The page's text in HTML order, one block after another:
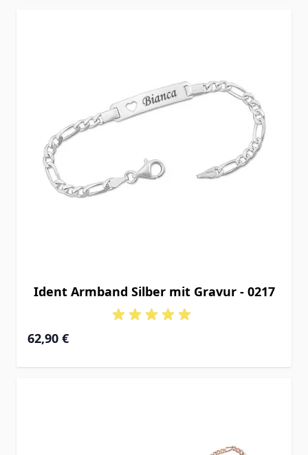
Ident Armband Silber mit Gravur - 0217
Ab
62,90 €